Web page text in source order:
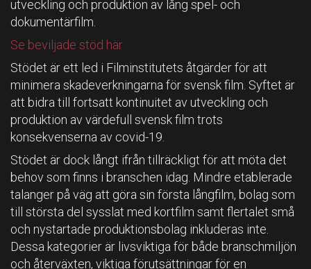
utveckling och produktion av lång spel- och
dokumentärfilm.
Se beviljade stöd här
Stödet är ett led i Filminstitutets åtgärder för att
minimera skadeverkningarna för svensk film. Syftet är
att bidra till fortsatt kontinuitet av utveckling och
produktion av värdefull svensk film trots
konsekvenserna av covid-19.
Stödet är dock långt ifrån tillräckligt för att möta det
behov som finns i branschen idag. Mindre etablerade
talanger på väg att göra sin första långfilm, bolag som
till största del sysslat med kortfilm samt flertalet små
och nystartade produktionsbolag inkluderas inte.
Dessa kategorier är livsviktiga för både branschmiljön
och återväxten, viktiga förutsättningar för en